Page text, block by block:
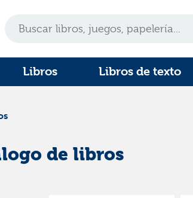
Libros Libros de texto
de libros